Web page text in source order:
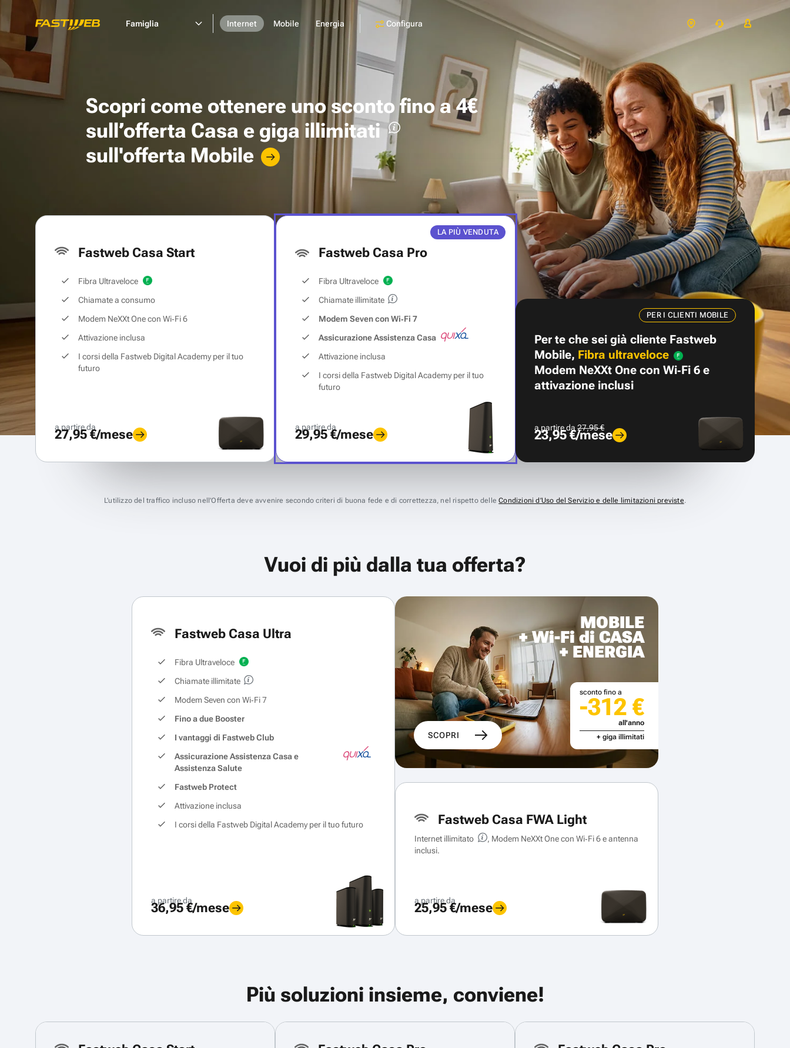
Famiglia Internet Mobile Energia Configura
Scopri come ottenere unosconto fino a 4€
sull’offerta Casa e giga illimitati
sull'offerta Mobile
Fastweb Casa Start
Fibra Ultraveloce
Chiamate a consumo
Modem NeXXt One con Wi‑Fi 6
Attivazione inclusa
I corsi della Fastweb Digital Academy per il tuo
futuro
a partire da
27,95 €/mese
LA PIÙ VENDUTA
Fastweb Casa Pro
Fibra Ultraveloce
Chiamate illimitate
Modem Seven con Wi‑Fi 7
Assicurazione Assistenza Casa
Attivazione inclusa
I corsi della Fastweb Digital Academy per il tuo
futuro
a partire da
29,95 €/mese
PER I CLIENTI MOBILE
Per te che sei già cliente Fastweb
Mobile, Fibra ultraveloce
Modem NeXXt One con Wi‑Fi 6 e
attivazione inclusi
a partire da27,95 €
23,95 €/mese
L’utilizzo del traffico incluso nell’Offerta deve avvenire secondo criteri di buona fede e di correttezza, nel rispetto delleCondizioni d’Uso del Servizio e delle limitazioni previste.
Vuoi di più dalla tua offerta?
Fastweb Casa Ultra
Fibra Ultraveloce
Chiamate illimitate
Modem Seven con Wi‑Fi 7
Fino a due Booster
I vantaggi di Fastweb Club
Assicurazione Assistenza Casa e
Assistenza Salute
Fastweb Protect
Attivazione inclusa
I corsi della Fastweb Digital Academy per il tuo futuro
a partire da
36,95 €/mese
MOBILE
+ Wi-Fi di CASA
+ ENERGIA
SCOPRI
sconto fino a
-312 €
all'anno
+ giga illimitati
Fastweb Casa FWA Light
Internet illimitato
, Modem NeXXt One con Wi‑Fi 6 e antenna
inclusi.
a partire da
25,95 €/mese
Più soluzioni insieme, conviene!